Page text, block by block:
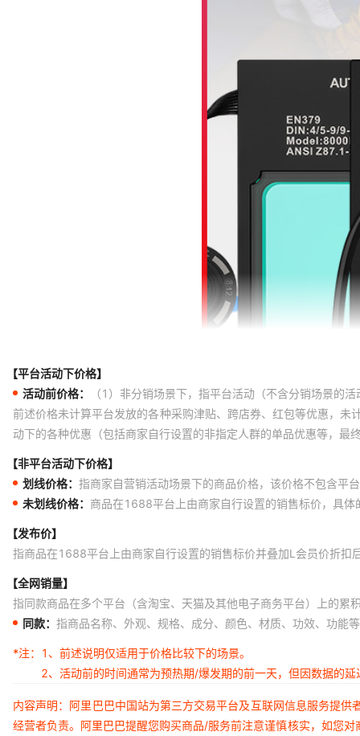
【平台活动下价格】
活动前价格：
（1）非分销场景下，指平台活动（不含分销场景的
前述价格未计算平台发放的各种采购津贴、跨店券、红包等优惠，
动下的各种优惠（包括商家自行设置的非指定人群的单品优惠等，
【非平台活动下价格】
划线价格： 指商家自营销活动场景下的商品价格，该价格不包含平
未划线价格： 商品在1688平台上由商家自行设置的销售标价，具
【发布价】
指商品在1688平台上由商家自行设置的销售标价并叠加L会员价折扣
【全网销量】
指同款商品在多个平台（含淘宝、天猫及其他电子商务平台）上的累
同款： 指商品名称、外观、规格、成分、颜色、材质、功效、功能
*注：
1、前述说明仅适用于价格比较下的场景。
2、活动前的时间通常为预热期/爆发期的前一天，但因数据的
内容声明：阿里巴巴中国站为第三方交易平台及互联网信息服务提
经营者负责。阿里巴巴提醒您购买商品/服务前注意谨慎核实，如您